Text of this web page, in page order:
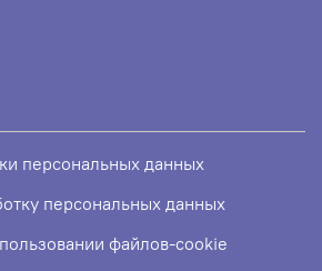
персональных данных
персональных данных
файлов-cookie